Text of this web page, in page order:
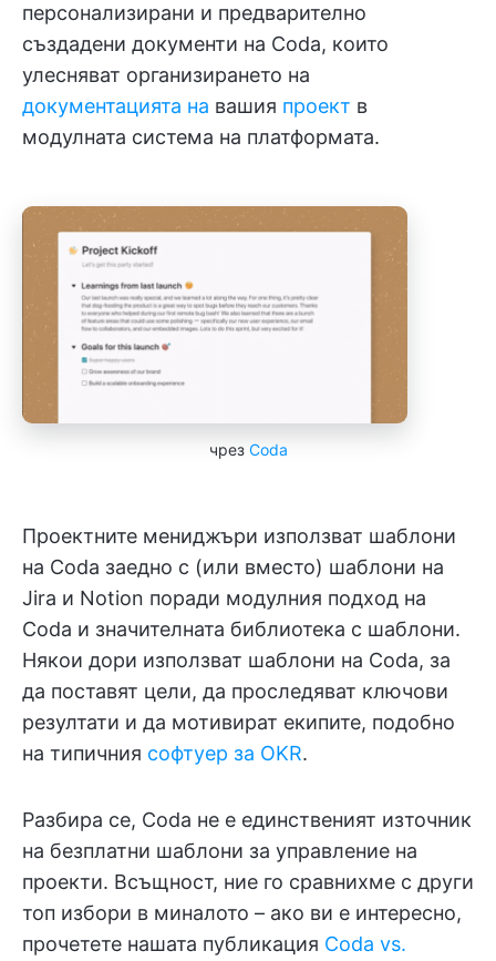
персонализирани и предварително
създадени документи на Coda, които
улесняват организирането на
документацията на вашия проект в
модулната система на платформата.
чрез Coda
Проектните мениджъри използват шаблони
на Coda заедно с (или вместо) шаблони на
Jira и Notion поради модулния подход на
Coda и значителната библиотека с шаблони.
Някои дори използват шаблони на Coda, за
да поставят цели, да проследяват ключови
резултати и да мотивират екипите, подобно
на типичния софтуер за OKR.
Разбира се, Coda не е единственият източник
на безплатни шаблони за управление на
проекти. Всъщност, ние го сравнихме с други
топ избори в миналото – ако ви е интересно,
прочетете нашата публикация Coda vs.